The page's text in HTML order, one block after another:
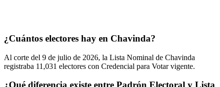
¿Cuántos electores hay en Chavinda?
Al corte del 9 de julio de 2026, la Lista Nominal de Chavinda
registraba 11,031 electores con Credencial para Votar vigente.